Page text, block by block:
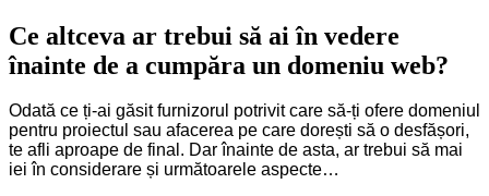
Ce altceva ar trebui să ai în vedere
înainte de a cumpăra un domeniu web?
Odată ce ți-ai găsit furnizorul potrivit care să-ți ofere domeniul
pentru proiectul sau afacerea pe care dorești să o desfășori,
te afli aproape de final. Dar înainte de asta, ar trebui să mai
iei în considerare și următoarele aspecte…